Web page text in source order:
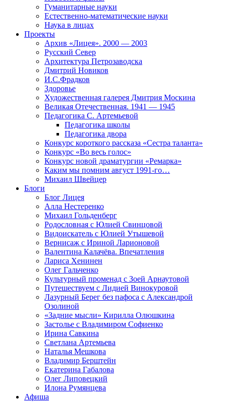
Гуманитарные науки
Естественно-математические науки
Наука в лицах
Проекты
Архив «Лицея». 2000 — 2003
Русский Север
Архитектура Петрозаводска
Дмитрий Новиков
И.С.Фрадков
Здоровье
Художественная галерея Дмитрия Москина
Великая Отечественная. 1941 — 1945
Педагогика С. Артемьевой
Педагогика школы
Педагогика двора
Конкурс короткого рассказа «Сестра таланта»
Конкурс «Во весь голос»
Конкурс новой драматургии «Ремарка»
Каким мы помним август 1991-го…
Михаил Швейцер
Блоги
Блог Лицея
Алла Нестеренко
Михаил Гольденберг
Родословная с Юлией Свинцовой
Видоискатель с Юлией Утышевой
Вернисаж с Ириной Ларионовой
Валентина Калачёва. Впечатления
Лариса Хенинен
Олег Гальченко
Культурный променад с Зоей Арнаутовой
Путешествуем с Лидией Винокуровой
Лазурный Берег без пафоса с Александрой
Озолиной
«Задние мысли» Кирилла Олюшкина
Застолье с Владимиром Софиенко
Ирина Савкина
Светлана Артемьева
Наталья Мешкова
Владимир Берштейн
Екатерина Габалова
Олег Липовецкий
Илона Румянцева
Афиша